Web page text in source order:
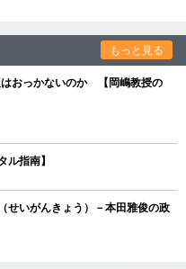
もっと見る
おっかないのか 【岡嶋教授の
指南】
いがんきょう）－本田雅俊の政